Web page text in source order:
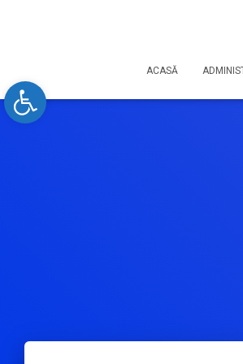
Open toolbar
ACASĂ